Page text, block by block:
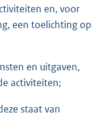
en, voor
een toelichting op
en uitgaven,
activiteiten;
staat van